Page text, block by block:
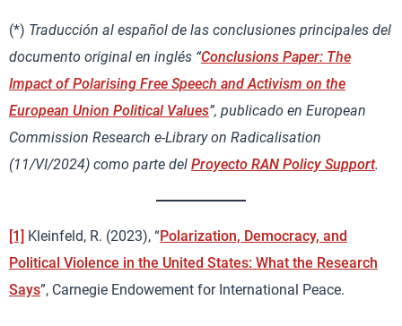
(*) Traducción al español de las conclusiones principales del
documento original en inglés “Conclusions Paper: The
Impact of Polarising Free Speech and Activism on the
European Union Political Values”, publicado en European
Commission Research e-Library on Radicalisation
(11/VI/2024) como parte del Proyecto RAN Policy Support.
[1] Kleinfeld, R. (2023), “Polarization, Democracy, and
Political Violence in the United States: What the Research
Says”, Carnegie Endowement for International Peace.